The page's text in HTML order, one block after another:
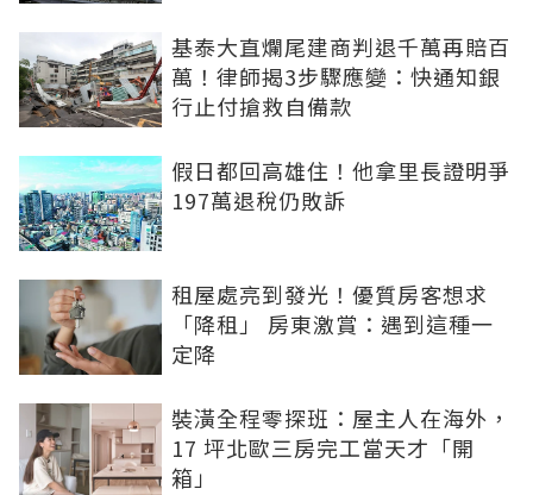
基泰大直爛尾建商判退千萬再賠百
萬！律師揭3步驟應變：快通知銀
行止付搶救自備款
假日都回高雄住！他拿里長證明爭
197萬退稅仍敗訴
租屋處亮到發光！優質房客想求
「降租」 房東激賞：遇到這種一
定降
裝潢全程零探班：屋主人在海外，
17 坪北歐三房完工當天才「開
箱」